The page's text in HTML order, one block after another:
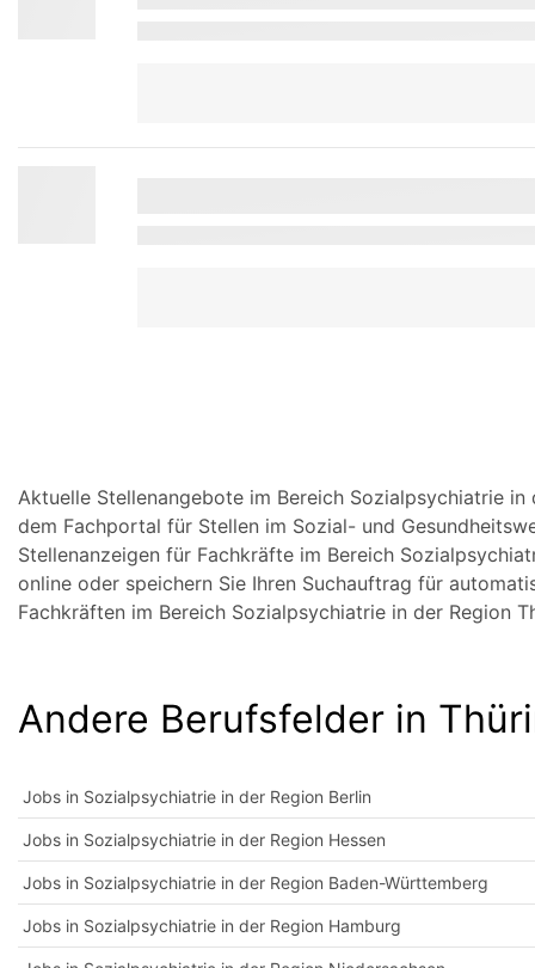
Aktuelle Stellenangebote im Bereich Sozialpsychiatrie
dem Fachportal für Stellen im Sozial- und
Stellenanzeigen für Fachkräfte im Bereich
online oder speichern Sie Ihren Suchauftrag für
Fachkräften im Bereich Sozialpsychiatrie in der Region
Andere Berufsfelder in
Jobs in Sozialpsychiatrie in der Region Berlin
Jobs in Sozialpsychiatrie in der Region Hessen
Jobs in Sozialpsychiatrie in der Region Baden-Württemberg
Jobs in Sozialpsychiatrie in der Region Hamburg